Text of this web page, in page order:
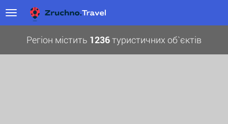
Регіон містить 1236туристичних об`єктів